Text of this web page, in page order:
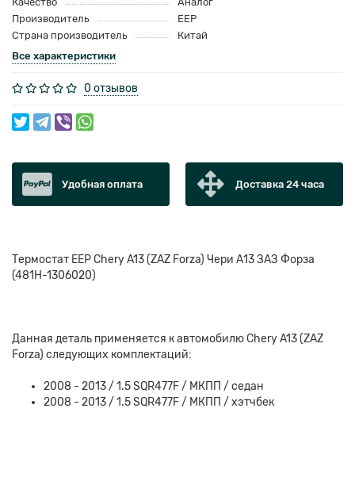
Производитель
EEP
Страна производитель
Китай
Все характеристики
0 отзывов
Удобная оплата Доставка 24 часа
Термостат EEP Chery A13 (ZAZ Forza) Чери А13 ЗАЗ Форза
(481Н-1306020)
Данная деталь применяется к автомобилю Chery A13 (ZAZ
Forza) следующих комплектаций:
2008 - 2013 / 1.5 SQR477F / МКПП / седан
2008 - 2013 / 1.5 SQR477F / МКПП / хэтчбек